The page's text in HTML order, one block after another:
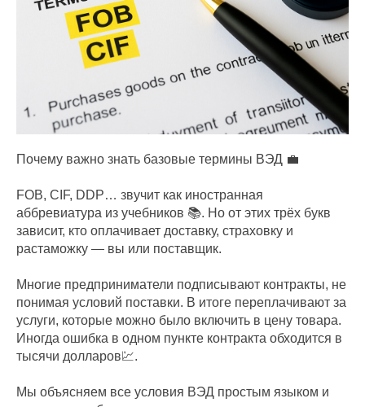
Почему важно знать базовые термины ВЭД 💼
FOB, CIF, DDP… звучит как иностранная
аббревиатура из учебников 📚. Но от этих трёх букв
зависит, кто оплачивает доставку, страховку и
растаможку — вы или поставщик.
Многие предприниматели подписывают контракты, не
понимая условий поставки. В итоге переплачивают за
услуги, которые можно было включить в цену товара.
Иногда ошибка в одном пункте контракта обходится в
тысячи долларов💹.
Мы объясняем все условия ВЭД простым языком и